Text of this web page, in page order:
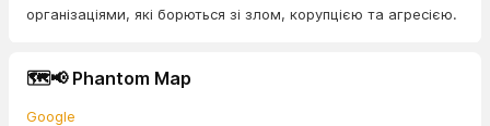
організаціями, які борються зі злом, корупцією та агресією.
🗺️📢 Phantom Map
Google